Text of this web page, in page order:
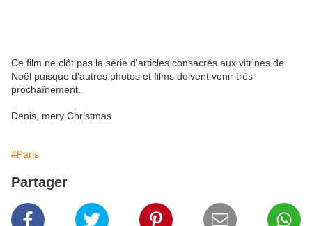
Ce film ne clôt pas la série d'articles consacrés aux vitrines de
Noël puisque d'autres photos et films doivent venir très
prochaînement.
Denis, mery Christmas
#Paris
Partager